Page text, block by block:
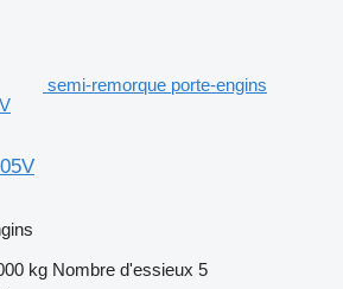
semi-remorque porte-engins
kg Nombre d'essieux 5